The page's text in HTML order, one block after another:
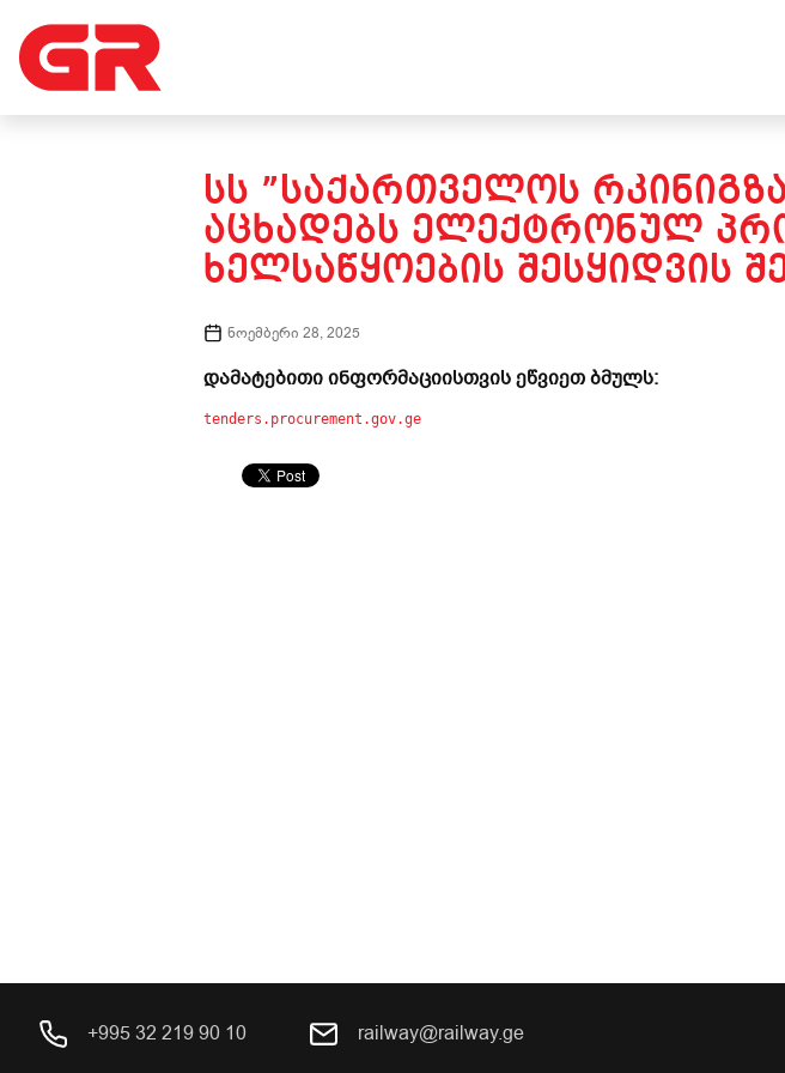
ᲡᲡ ”ᲡᲐᲥᲐᲠᲗᲕᲔᲚᲝᲡ
ᲐᲪᲮᲐᲓᲔᲑᲡ ᲔᲚᲔᲥᲢᲠᲝᲜᲣᲚ
ᲮᲔᲚᲡᲐᲬᲧᲝᲔᲑᲘᲡ ᲨᲔᲡᲧᲘᲓᲕᲘᲡ
ნოემბერი 28, 2025
დამატებითი ინფორმაციისთვის ეწვიეთ ბმულს:
tenders.procurement.gov.ge
+995 32 219 90 10 railway@railway.ge